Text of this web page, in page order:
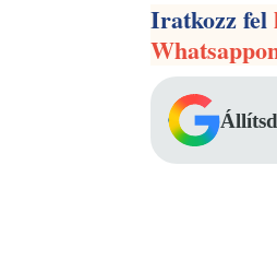
Iratkozz fel